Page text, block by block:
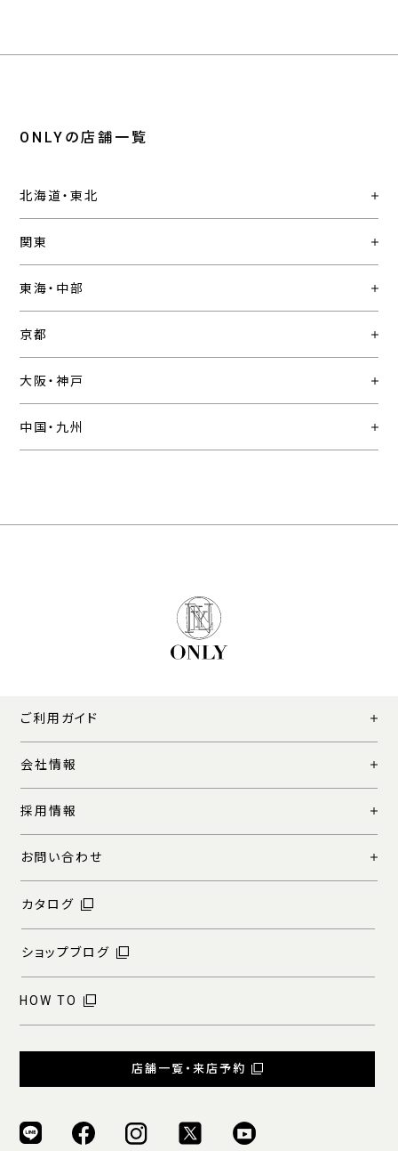
ONLYの店舗一覧
北海道・東北
関東
東海・中部
京都
大阪・神戸
中国・九州
ご利用ガイド
会社情報
採用情報
お問い合わせ
カタログ
ショップブログ
HOW TO
店舗一覧・来店予約